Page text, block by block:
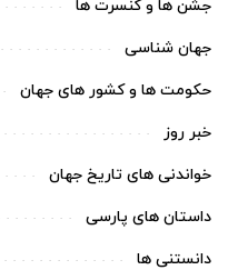
جشن ها و کنسرت ها
جهان شناسی
حکومت ها و کشور های جهان
خبر روز
خواندنی های تاریخ جهان
داستان های پارسی
دانستنی ها